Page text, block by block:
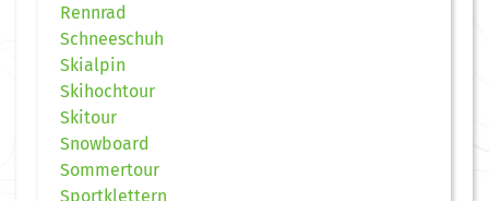
Rennrad
Schneeschuh
Skialpin
Skihochtour
Skitour
Snowboard
Sommertour
Sportklettern